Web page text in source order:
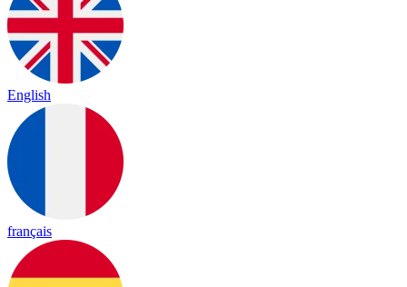
English
français